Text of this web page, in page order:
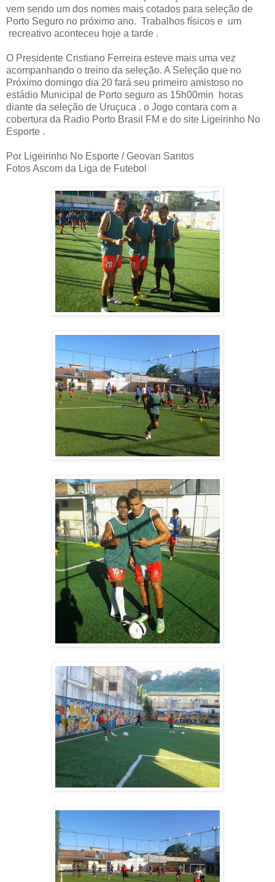
vem sendo um dos nomes mais cotados para seleção de
Porto Seguro no próximo ano. Trabalhos físicos e um
recreativo aconteceu hoje a tarde .
O Presidente Cristiano Ferreira esteve mais uma vez
acompanhando o treino da seleção. A Seleção que no
Próximo domingo dia 20 fará seu primeiro amistoso no
estádio Municipal de Porto seguro as 15h00min horas
diante da seleção de Uruçuca . o Jogo contara com a
cobertura da Radio Porto Brasil FM e do site Ligeirinho No
Esporte .
Por Ligeirinho No Esporte / Geovan Santos
Fotos Ascom da Liga de Futebol